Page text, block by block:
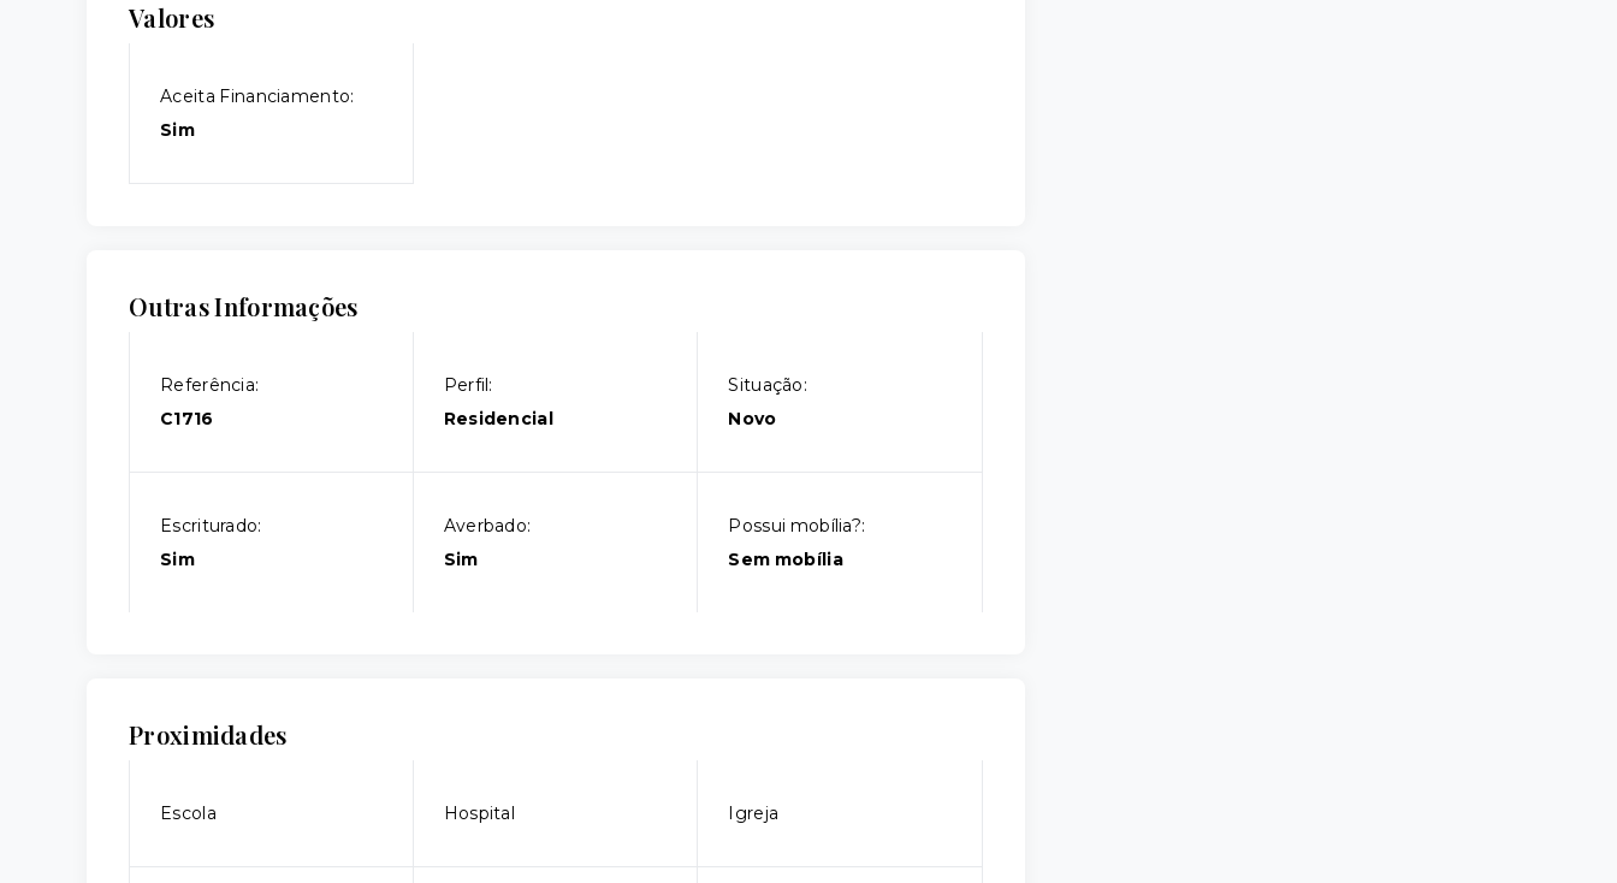
Valores
Aceita Financiamento:
Sim
Outras Informações
Referência:
C1716
Perfil:
Residencial
Situação:
Novo
Escriturado:
Sim
Averbado:
Sim
Possui mobília?:
Sem mobília
Proximidades
Escola Hospital Igreja